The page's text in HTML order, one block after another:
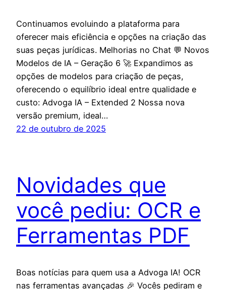
Continuamos evoluindo a plataforma para
oferecer mais eficiência e opções na criação das
suas peças jurídicas. Melhorias no Chat 💬 Novos
Modelos de IA – Geração 6 🚀 Expandimos as
opções de modelos para criação de peças,
oferecendo o equilíbrio ideal entre qualidade e
custo: Advoga IA – Extended 2 Nossa nova
versão premium, ideal…
22 de outubro de 2025
Novidades que
você pediu: OCR e
Ferramentas PDF
Boas notícias para quem usa a Advoga IA! OCR
nas ferramentas avançadas 🎉 Vocês pediram e